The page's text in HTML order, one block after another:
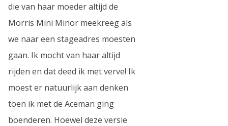
die van haar moeder altijd de
Morris Mini Minor meekreeg als
we naar een stageadres moesten
gaan. Ik mocht van haar altijd
rijden en dat deed ik met verve! Ik
moest er natuurlijk aan denken
toen ik met de Aceman ging
boenderen. Hoewel deze versie